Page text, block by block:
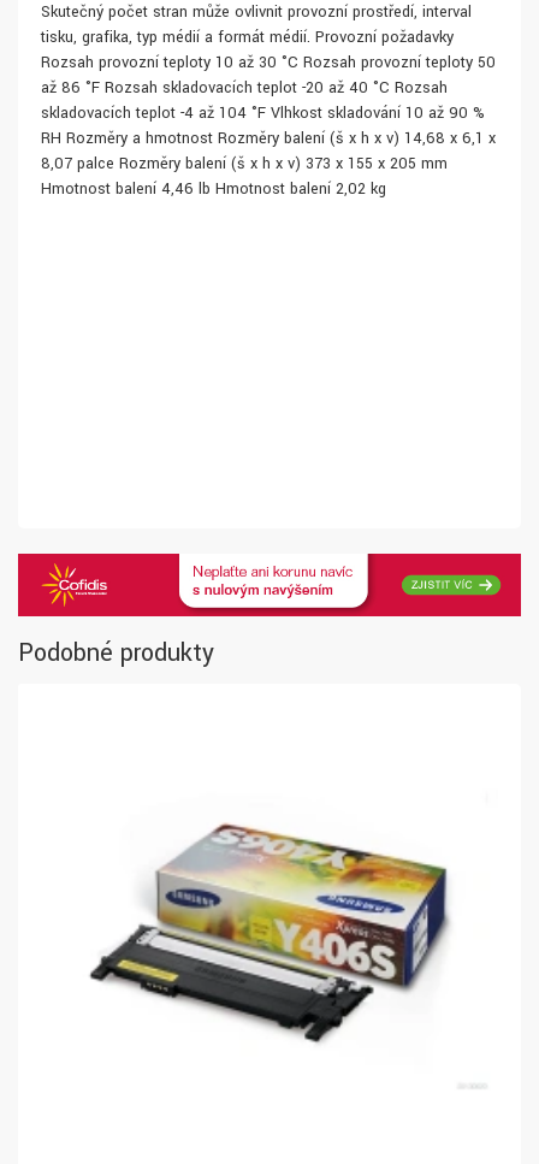
Skutečný počet stran může ovlivnit provozní prostředí, interval
tisku, grafika, typ médií a formát médií. Provozní požadavky
Rozsah provozní teploty 10 až 30 °C Rozsah provozní teploty 50
až 86 °F Rozsah skladovacích teplot -20 až 40 °C Rozsah
skladovacích teplot -4 až 104 °F Vlhkost skladování 10 až 90 %
RH Rozměry a hmotnost Rozměry balení (š x h x v) 14,68 x 6,1 x
8,07 palce Rozměry balení (š x h x v) 373 x 155 x 205 mm
Hmotnost balení 4,46 lb Hmotnost balení 2,02 kg
Podobné produkty